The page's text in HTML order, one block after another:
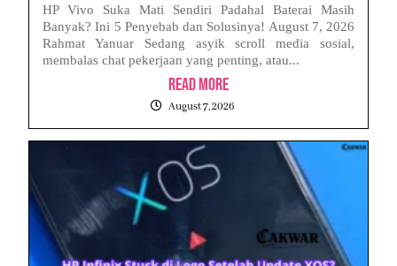
HP Vivo Suka Mati Sendiri Padahal Baterai Masih
Banyak? Ini 5 Penyebab dan Solusinya! August 7, 2026
Rahmat Yanuar Sedang asyik scroll media sosial,
membalas chat pekerjaan yang penting, atau...
Read More
August 7, 2026